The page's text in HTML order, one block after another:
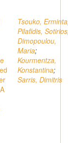
Tsouko, Erminta
Pilafidis, Sotirios
Dimopoulou,
Maria;
Kourmentza,
Konstantina;
Sarris, Dimitris